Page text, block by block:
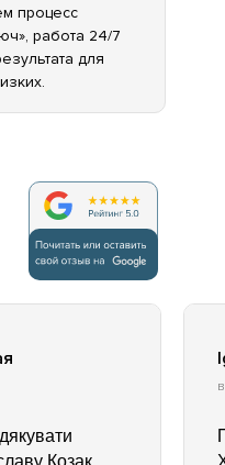
процесс
работа 24/7
для
Козак.